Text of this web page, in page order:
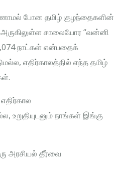
போன தமிழ் குழந்தைகளின்
அருகிலுள்ள சாலையோர “வன்னி
நாட்கள் என்பதைக்
எதிர்காலத்தில் எந்த தமிழ்
உறுதியுடனும் நாங்கள் இங்கு
அரசியல் தீர்வை